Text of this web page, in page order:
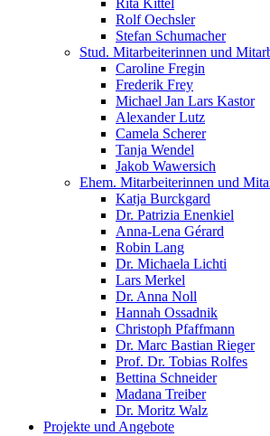
Rita Kittel
Rolf Oechsler
Stefan Schumacher
Stud. Mitarbeiterinnen und
Caroline Fregin
Frederik Frey
Michael Jan Lars Kastor
Alexander Lutz
Camela Scherer
Tanja Wendel
Jakob Wawersich
Ehem. Mitarbeiterinnen und
Katja Burckgard
Dr. Patrizia Enenkiel
Anna-Lena Gérard
Robin Lang
Dr. Michaela Lichti
Lars Merkel
Dr. Anna Noll
Hannah Ossadnik
Christoph Pfaffmann
Dr. Marc Bastian Rieger
Prof. Dr. Tobias Rolfes
Bettina Schneider
Madana Treiber
Dr. Moritz Walz
Projekte und Angebote